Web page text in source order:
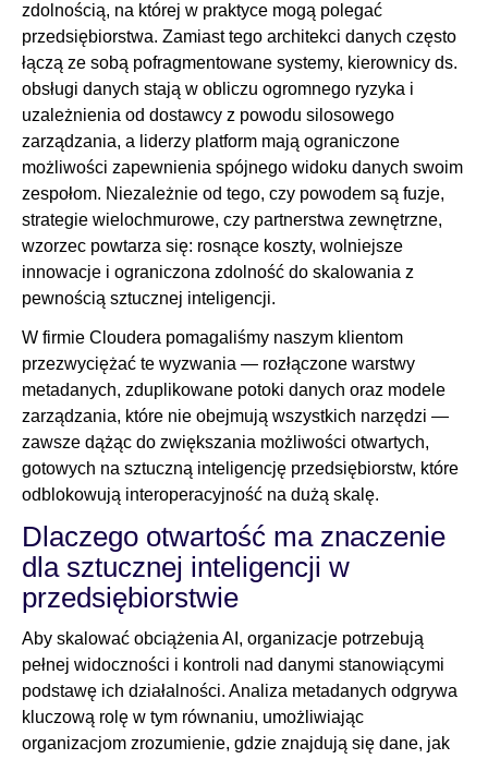
zdolnością, na której w praktyce mogą polegać
przedsiębiorstwa. Zamiast tego architekci danych często
łączą ze sobą pofragmentowane systemy, kierownicy ds.
obsługi danych stają w obliczu ogromnego ryzyka i
uzależnienia od dostawcy z powodu silosowego
zarządzania, a liderzy platform mają ograniczone
możliwości zapewnienia spójnego widoku danych swoim
zespołom. Niezależnie od tego, czy powodem są fuzje,
strategie wielochmurowe, czy partnerstwa zewnętrzne,
wzorzec powtarza się: rosnące koszty, wolniejsze
innowacje i ograniczona zdolność do skalowania z
pewnością sztucznej inteligencji.
W firmie Cloudera pomagaliśmy naszym klientom
przezwyciężać te wyzwania — rozłączone warstwy
metadanych, zduplikowane potoki danych oraz modele
zarządzania, które nie obejmują wszystkich narzędzi —
zawsze dążąc do zwiększania możliwości otwartych,
gotowych na sztuczną inteligencję przedsiębiorstw, które
odblokowują interoperacyjność na dużą skalę.
Dlaczego otwartość ma znaczenie
dla sztucznej inteligencji w
przedsiębiorstwie
Aby skalować obciążenia AI, organizacje potrzebują
pełnej widoczności i kontroli nad danymi stanowiącymi
podstawę ich działalności. Analiza metadanych odgrywa
kluczową rolę w tym równaniu, umożliwiając
organizacjom zrozumienie, gdzie znajdują się dane, jak